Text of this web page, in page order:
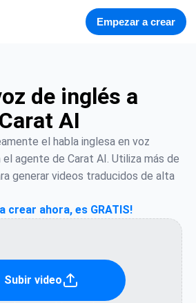
Empezar a crear
de inglés a
AI
el habla inglesa en voz
agente de Carat AI. Utiliza más de
generar videos traducidos de alta
crear ahora, es GRATIS!
Subir video